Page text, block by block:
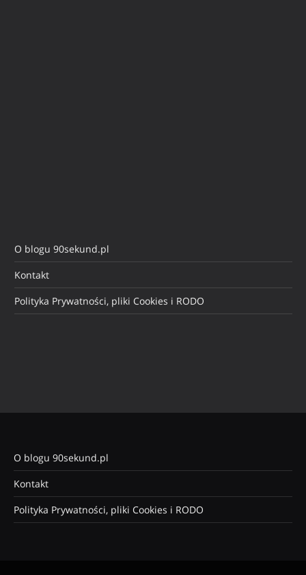
O blogu 90sekund.pl
Kontakt
Polityka Prywatności, pliki Cookies i RODO
O blogu 90sekund.pl
Kontakt
Polityka Prywatności, pliki Cookies i RODO